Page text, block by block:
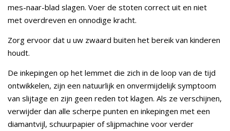
mes-naar-blad slagen. Voer de stoten correct uit en niet
met overdreven en onnodige kracht.
Zorg ervoor dat u uw zwaard buiten het bereik van kinderen
houdt.
De inkepingen op het lemmet die zich in de loop van de tijd
ontwikkelen, zijn een natuurlijk en onvermijdelijk symptoom
van slijtage en zijn geen reden tot klagen. Als ze verschijnen,
verwijder dan alle scherpe punten en inkepingen met een
diamantvijl, schuurpapier of slijpmachine voor verder